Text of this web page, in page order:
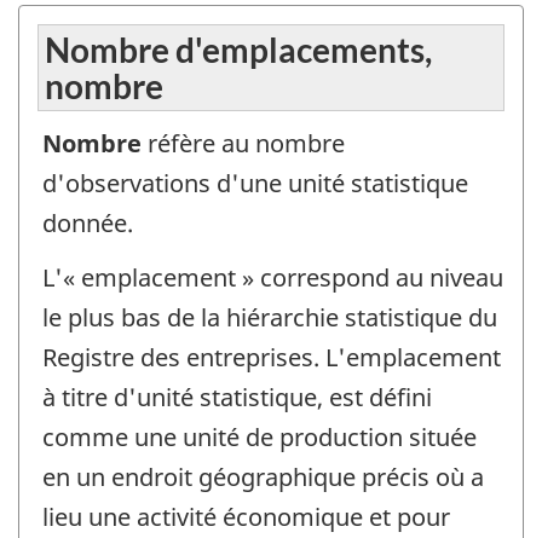
Nombre d'emplacements,
nombre
Nombre réfère au nombre
d'observations d'une unité statistique
donnée.
L'« emplacement » correspond au niveau
le plus bas de la hiérarchie statistique du
Registre des entreprises. L'emplacement
à titre d'unité statistique, est défini
comme une unité de production située
en un endroit géographique précis où a
lieu une activité économique et pour